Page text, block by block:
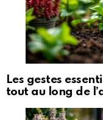
Les gestes
tout au long de